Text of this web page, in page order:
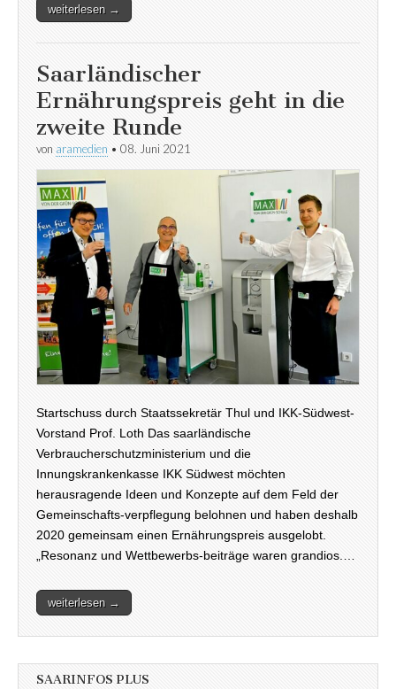
weiterlesen →
Saarländischer
Ernährungspreis geht in die
zweite Runde
von aramedien • 08. Juni 2021
Startschuss durch Staatssekretär Thul und IKK-Südwest-
Vorstand Prof. Loth Das saarländische
Verbraucherschutzministerium und die
Innungskrankenkasse IKK Südwest möchten
herausragende Ideen und Konzepte auf dem Feld der
Gemeinschafts-verpflegung belohnen und haben deshalb
2020 gemeinsam einen Ernährungspreis ausgelobt.
„Resonanz und Wettbewerbs-beiträge waren grandios.…
weiterlesen →
SAARINFOS PLUS